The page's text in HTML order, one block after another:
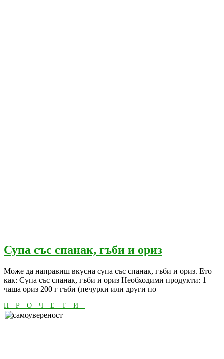
Супа със спанак, гъби и ориз
спанак,
Може да направиш вкусна супа със спанак, гъби и ориз. Ето
как: Супа със спанак, гъби и ориз Необходими продукти: 1
чаша ориз 200 г гъби (печурки или други по
ПРОЧЕТИ